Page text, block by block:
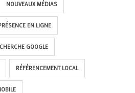
NOUVEAUX MÉDIAS
EN LIGNE
GOOGLE
RÉFÉRENCEMENT LOCAL